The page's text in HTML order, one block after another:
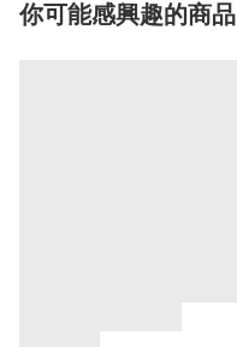
你可能感興趣的商品